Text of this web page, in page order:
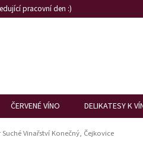
pracovní den :)
ČERVENÉ VÍNO DELIKATESY K
Vinařství Konečný, Čejkovice